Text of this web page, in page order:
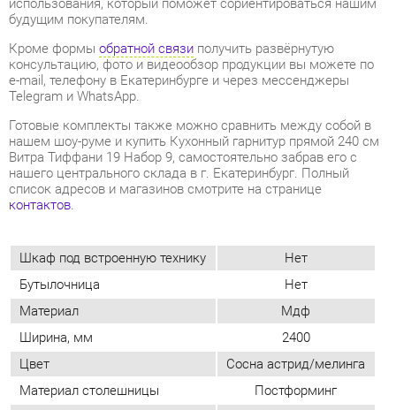
Готовые комплекты также можно сравнить между собой в
нашем шоу-руме и купить Кухонный гарнитур прямой 240 см
Витра Тиффани 19 Набор 9, самостоятельно забрав его с
нашего центрального склада в г. Екатеринбург. Полный
список адресов и магазинов смотрите на странице
контактов.
Шкаф под встроенную технику Нет
Бутылочница
Нет
Материал
Мдф
Ширина, мм
Материал столешницы
Постформинг
Стиль интерьера
Современный
Угловой модуль Нет
ОТЗЫВЫ
Пока нет отзывов, поделитесь первым своим мнением.